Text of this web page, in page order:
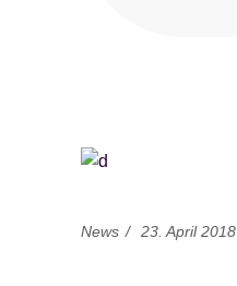
News 23. April 2018